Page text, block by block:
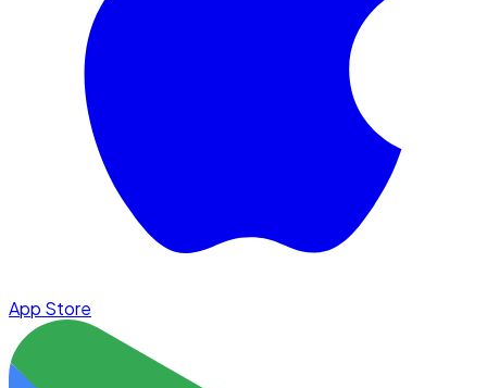
App Store